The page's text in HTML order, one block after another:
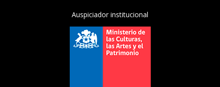
Auspiciador institucional